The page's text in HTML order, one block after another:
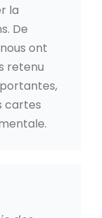
la
De
ont
retenu
cartes